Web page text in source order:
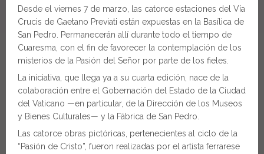
Desde el viernes 7 de marzo, las catorce estaciones del Vía
Crucis de Gaetano Previati están expuestas en la Basílica de
San Pedro. Permanecerán allí durante todo el tiempo de
Cuaresma, con el fin de favorecer la contemplación de los
misterios de la Pasión del Señor por parte de los fieles.
La iniciativa, que llega ya a su cuarta edición, nace de la
colaboración entre el Gobernación del Estado de la Ciudad
del Vaticano —en particular, de la Dirección de los Museos
y Bienes Culturales— y la Fábrica de San Pedro.
Las catorce obras pictóricas, pertenecientes al ciclo de la
“Pasión de Cristo”, fueron realizadas por el artista ferrarese